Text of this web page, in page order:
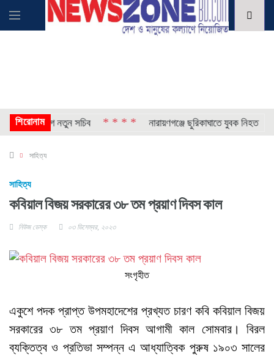
শিরোনাম
এক বিভাগে নতুন সচিব * * * * নারায়ণগঞ্জে ছুরিকাঘাতে যুবক নিহত * *
সাহিত্য
সাহিত্য
কবিয়াল বিজয় সরকারের ৩৮ তম প্রয়াণ দিবস কাল
নিউজ ডেস্ক ০৩ ডিসেম্বর, ২০২৩
সংগৃহীত
একুশে পদক প্রাপ্ত উপমহাদেশের প্রখ্যত চারণ কবি কবিয়াল বিজয়
সরকারের ৩৮ তম প্রয়াণ দিবস আগামী কাল সোমবার। বিরল
ব্যক্তিত্ব ও প্রতিভা সম্পন্ন এ আধ্যাত্বিক পুরুষ ১৯০৩ সালের